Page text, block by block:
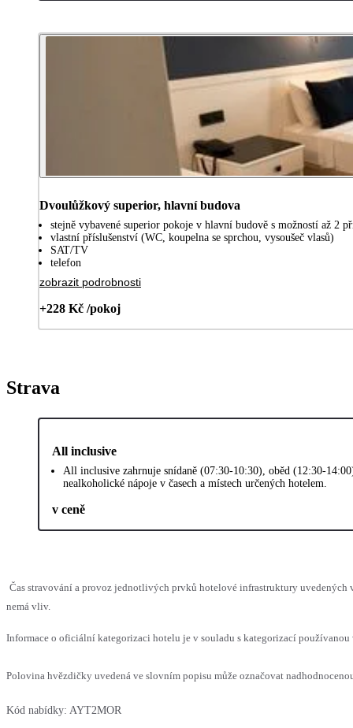
Dvoulůžkový superior, hlavní budova
stejně vybavené superior pokoje v hlavní budově s možností až 2
vlastní příslušenství (WC, koupelna se sprchou, vysoušeč vlasů)
SAT/TV
telefon
zobrazit podrobnosti
+228 Kč /pokoj
Strava
All inclusive
All inclusive zahrnuje snídaně (07:30-10:30), oběd (12:30-
nealkoholické nápoje v časech a místech určených hotelem.
v ceně
Čas stravování a provoz jednotlivých prvků hotelové infrastruktury uvedených
nemá vliv.
Informace o oficiální kategorizaci hotelu je v souladu s kategorizací
Polovina hvězdičky uvedená ve slovním popisu může označovat
Kód nabídky: AYT2MOR